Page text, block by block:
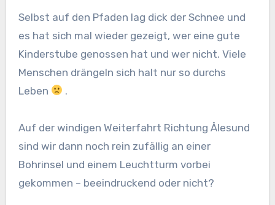
Selbst auf den Pfaden lag dick der Schnee und
es hat sich mal wieder gezeigt, wer eine gute
Kinderstube genossen hat und wer nicht. Viele
Menschen drängeln sich halt nur so durchs
Leben
.
Auf der windigen Weiterfahrt Richtung Ålesund
sind wir dann noch rein zufällig an einer
Bohrinsel und einem Leuchtturm vorbei
gekommen – beeindruckend oder nicht?